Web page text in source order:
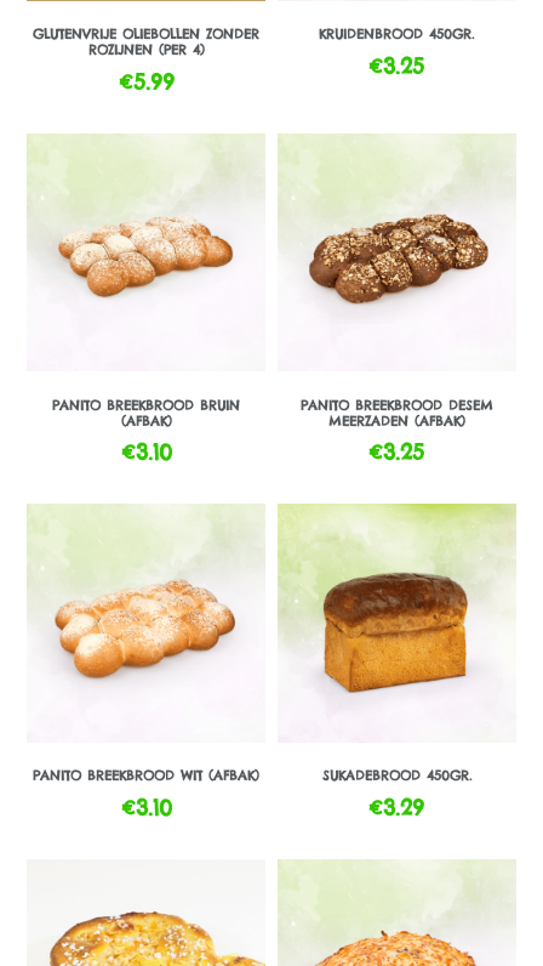
GLUTENVRIJE OLIEBOLLEN ZONDER
ROZIJNEN (PER 4)
€5.99
KRUIDENBROOD 450GR.
€3.25
PANITO BREEKBROOD BRUIN
(AFBAK)
€3.10
PANITO BREEKBROOD DESEM
MEERZADEN (AFBAK)
€3.25
PANITO BREEKBROOD WIT (AFBAK)
€3.10
SUKADEBROOD 450GR.
€3.29